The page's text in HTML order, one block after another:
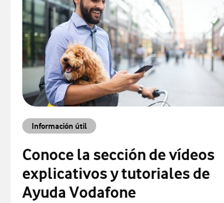
Información útil
Conoce la sección de vídeos
explicativos y tutoriales de
Ayuda Vodafone